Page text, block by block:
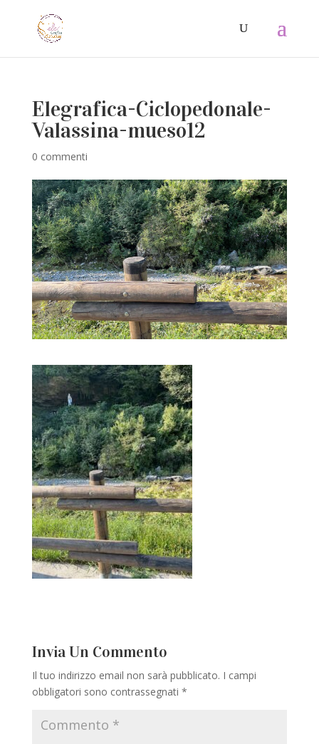
Elegrafica-Ciclopedonale-
Valassina-mueso12
0 commenti
Invia Un Commento
Il tuo indirizzo email non sarà pubblicato. I campi
obbligatori sono contrassegnati *